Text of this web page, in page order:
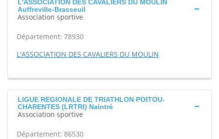
L'ASSOCIATION DES CAVALIERS DU MOULIN
Auffreville-Brasseuil
Association sportive
Département: 78930
L'ASSOCIATION DES CAVALIERS DU MOULIN
LIGUE REGIONALE DE TRIATHLON POITOU-
CHARENTES (LRTRI) Naintré
Association sportive
Département: 86530